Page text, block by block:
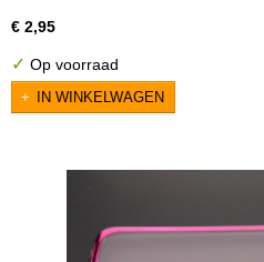
€ 2,95
✓ Op voorraad
IN WINKELWAGEN